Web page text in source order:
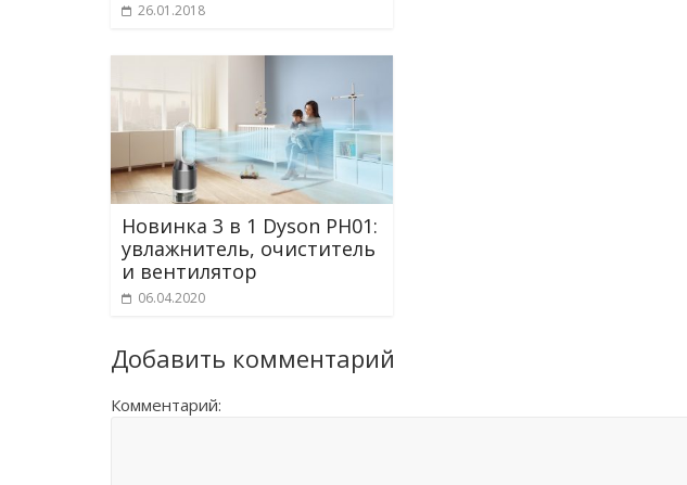
26.01.2018
Новинка 3 в 1 Dyson PH01:
увлажнитель, очиститель
и вентилятор
06.04.2020
Добавить комментарий
Комментарий: